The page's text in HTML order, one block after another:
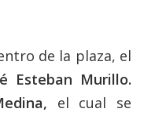
de la plaza, el
Esteban Murillo.
el cual se